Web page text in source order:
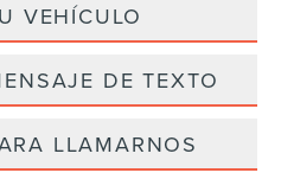
VEHÍCULO
DE TEXTO
LLAMARNOS